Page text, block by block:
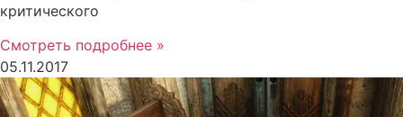
критического
Смотреть подробнее »
05.11.2017